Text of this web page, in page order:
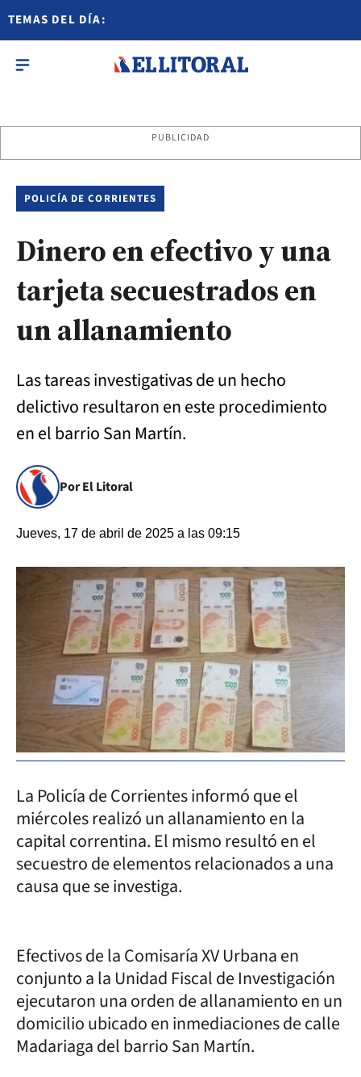
TEMAS DEL DÍA:
PUBLICIDAD
POLICÍA DE CORRIENTES
Dinero en efectivo y una
tarjeta secuestrados en
un allanamiento
Las tareas investigativas de un hecho
delictivo resultaron en este procedimiento
en el barrio San Martín.
Por El Litoral
Jueves, 17 de abril de 2025 a las 09:15
La Policía de Corrientes informó que el
miércoles realizó un allanamiento en la
capital correntina. El mismo resultó en el
secuestro de elementos relacionados a una
causa que se investiga.
Efectivos de la Comisaría XV Urbana en
conjunto a la Unidad Fiscal de Investigación
ejecutaron una orden de allanamiento en un
domicilio ubicado en inmediaciones de calle
Madariaga del barrio San Martín.